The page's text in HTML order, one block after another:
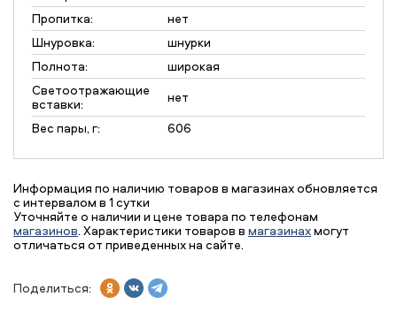
Пропитка:
нет
Шнуровка:
шнурки
Полнота:
широкая
Светоотражающие
вставки:
нет
Вес пары, г:
606
Информация по наличию товаров в магазинах обновляется
с интервалом в 1 сутки
Уточняйте о наличии и цене товара по телефонам
магазинов. Характеристики товаров в магазинахмогут
отличаться от приведенных на сайте.
Поделиться: